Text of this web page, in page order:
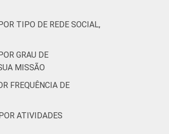
TIPO DE REDE SOCIAL,
GRAU DE
MISSÃO
FREQUÊNCIA DE
ATIVIDADES